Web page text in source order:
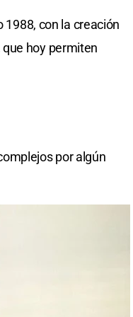
con la creación
hoy permiten
por algún